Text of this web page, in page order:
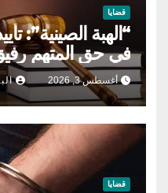
قضايا
“الهبة الصينية”:
في حق المتهم
أغسطس 3, 2026
قضايا